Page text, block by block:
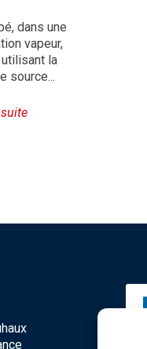
dans une
vapeur,
la
source...